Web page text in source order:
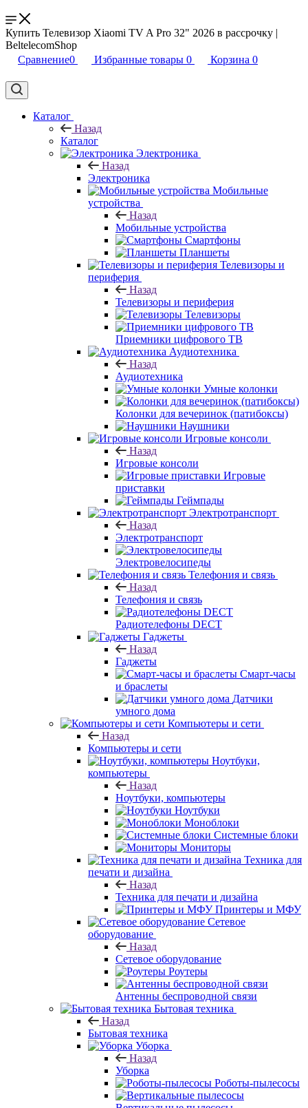
Купить Телевизор Xiaomi TV A Pro 32" 2026 в рассрочку |
BeltelecomShop
Сравнение0 Избранные товары 0 Корзина 0
Каталог
Назад
Каталог
Электроника
Назад
Электроника
Мобильные
устройства
Назад
Мобильные устройства
Смартфоны
Планшеты
Телевизоры и
периферия
Назад
Телевизоры и периферия
Телевизоры
Приемники цифрового ТВ
Аудиотехника
Назад
Аудиотехника
Умные колонки
Колонки для вечеринок (патибоксы)
Наушники
Игровые консоли
Назад
Игровые консоли
Игровые
приставки
Геймпады
Электротранспорт
Назад
Электротранспорт
Электровелосипеды
Телефония и связь
Назад
Телефония и связь
Радиотелефоны DECT
Гаджеты
Назад
Гаджеты
Смарт-часы
и браслеты
Датчики
умного дома
Компьютеры и сети
Назад
Компьютеры и сети
Ноутбуки,
компьютеры
Назад
Ноутбуки, компьютеры
Ноутбуки
Моноблоки
Системные блоки
Мониторы
Техника для
печати и дизайна
Назад
Техника для печати и дизайна
Принтеры и МФУ
Сетевое
оборудование
Назад
Сетевое оборудование
Роутеры
Антенны беспроводной связи
Бытовая техника
Назад
Бытовая техника
Уборка
Назад
Уборка
Роботы-пылесосы